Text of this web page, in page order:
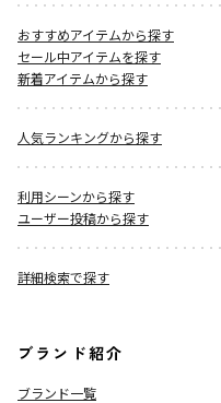
おすすめアイテムから探す
セール中アイテムを探す
新着アイテムから探す
人気ランキングから探す
利用シーンから探す
ユーザー投稿から探す
詳細検索で探す
ブランド紹介
ブランド一覧